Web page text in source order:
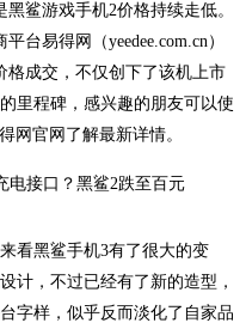
鲨游戏手机2价格持续走低。
台易得网（yeedee.com.cn）
格成交，不仅创下了该机上市
里程碑，感兴趣的朋友可以使
网官网了解最新详情。
看黑鲨手机3有了很大的变
计，不过已经有了新的造型，
字样，似乎反而淡化了自家品